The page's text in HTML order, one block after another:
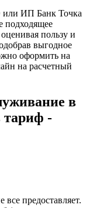
или ИП Банк Точка
подходящее
пользу и
выгодное
оформить на
на расчетный
в
тариф -
предоставляет.